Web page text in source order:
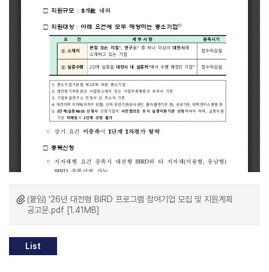
(붙임) '26년 대전형 BIRD 프로그램 참여기업 모집 및 지원계획
공고문.pdf [1.41MB]
List